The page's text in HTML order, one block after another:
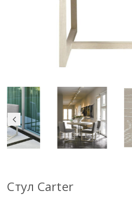
Стул Carter